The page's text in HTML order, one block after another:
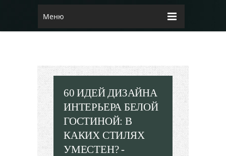
Меню
60 ИДЕЙ ДИЗАЙНА
ИНТЕРЬЕРА БЕЛОЙ
ГОСТИНОЙ: В
КАКИХ СТИЛЯХ
УМЕСТЕН? -